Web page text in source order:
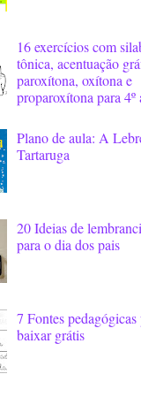
16 exercícios com
tônica, acentuação
paroxítona, oxítona e
proparoxítona para 4º
Plano de aula: A
Tartaruga
20 Ideias de
para o dia dos pais
7 Fontes pedagógicas
baixar grátis